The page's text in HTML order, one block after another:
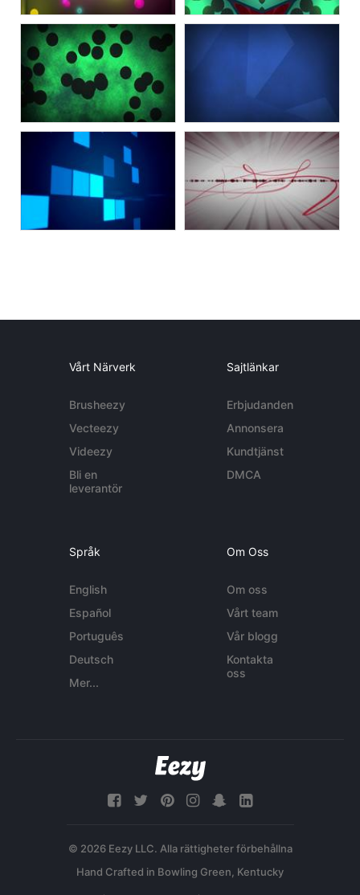
Vårt Närverk
Brusheezy
Vecteezy
Videezy
Bli en
leverantör
Sajtlänkar
Erbjudanden
Annonsera
Kundtjänst
DMCA
Språk
English
Español
Português
Deutsch
Mer...
Om Oss
Om oss
Vårt team
Vår blogg
Kontakta
oss
© 2026 Eezy LLC. Alla rättigheter förbehållna